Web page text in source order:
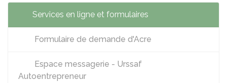
Services en ligne et formulaires
Formulaire de demande d'Acre
Espace messagerie - Urssaf
Autoentrepreneur